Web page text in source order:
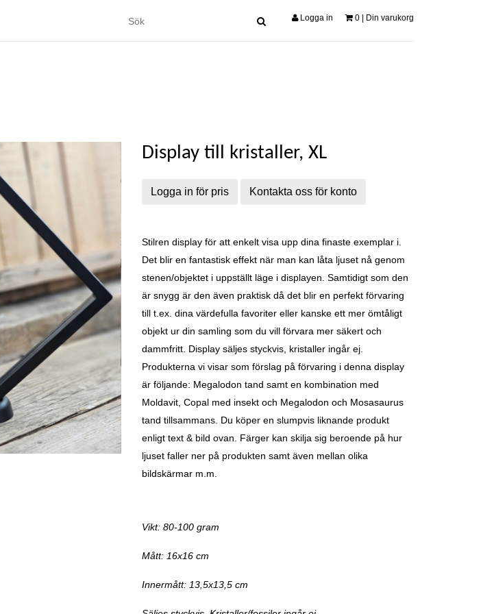
Logga in 0 | Din varukorg
Display till kristaller, XL
Logga in för pris Kontakta oss för konto
Stilren display för att enkelt visa upp dina finaste exemplar i.
Det blir en fantastisk effekt när man kan låta ljuset nå genom
stenen/objektet i uppställt läge i displayen. Samtidigt som den
är snygg är den även praktisk då det blir en perfekt förvaring
till t.ex. dina värdefulla favoriter eller kanske ett mer ömtåligt
objekt ur din samling som du vill förvara mer säkert och
dammfritt. Display säljes styckvis, kristaller ingår ej.
Produkterna vi visar som förslag på förvaring i denna display
är följande: Megalodon tand samt en kombination med
Moldavit, Copal med insekt och Megalodon och Mosasaurus
tand tillsammans. Du köper en slumpvis liknande produkt
enligt text & bild ovan. Färger kan skilja sig beroende på hur
ljuset faller ner på produkten samt även mellan olika
bildskärmar m.m.
Vikt: 80-100 gram
Mått: 16x16 cm
Innermått: 13,5x13,5 cm